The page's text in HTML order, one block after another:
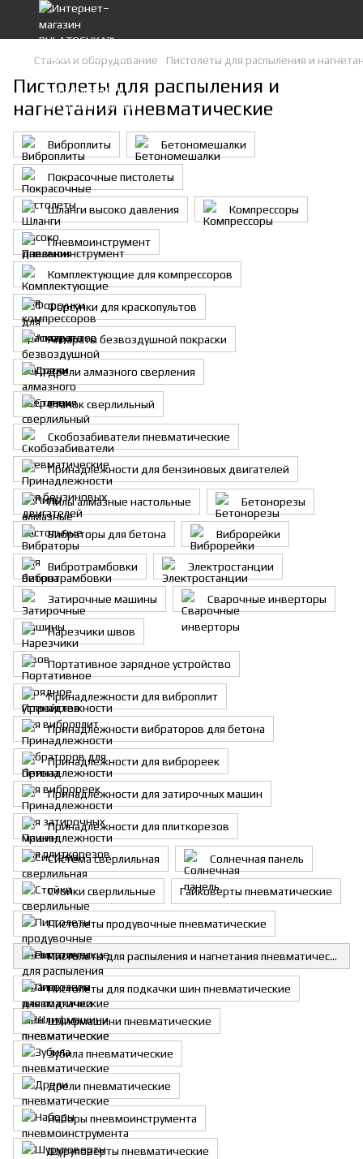
Станки и оборудование Пистолеты для распыления и
Пистолеты для распыления и
нагнетания пневматические
Виброплиты Бетономешалки
Покрасочные пистолеты
Шланги высоко давления Компрессоры
Пневмоинструмент
Комплектующие для компрессоров
Форсунки для краскопультов
Аппараты безвоздушной покраски
Дрели алмазного сверления
Станок сверлильный
Скобозабиватели пневматические
Принадлежности для бензиновых двигателей
Пилы алмазные настольные Бетонорезы
Вибраторы для бетона Виброрейки
Вибротрамбовки Электростанции
Затирочные машины Сварочные инверторы
Нарезчики швов
Портативное зарядное устройство
Принадлежности для виброплит
Принадлежности вибраторов для бетона
Принадлежности для виброреек
Принадлежности для затирочныx машин
Принадлежности для плиткорезов
Система сверлильная Солнечная панель
Стойки сверлильные Гайковерты пневматические
Пистолеты продувочные пневматические
Пистолеты для распыления и нагнетания пневматические
Пистолеты для подкачки шин пневматические
Шлифмашини пневматические
Зубила пневматические
Дрели пневматические
Наборы пневмоинструмента
Шуруповерты пневматические